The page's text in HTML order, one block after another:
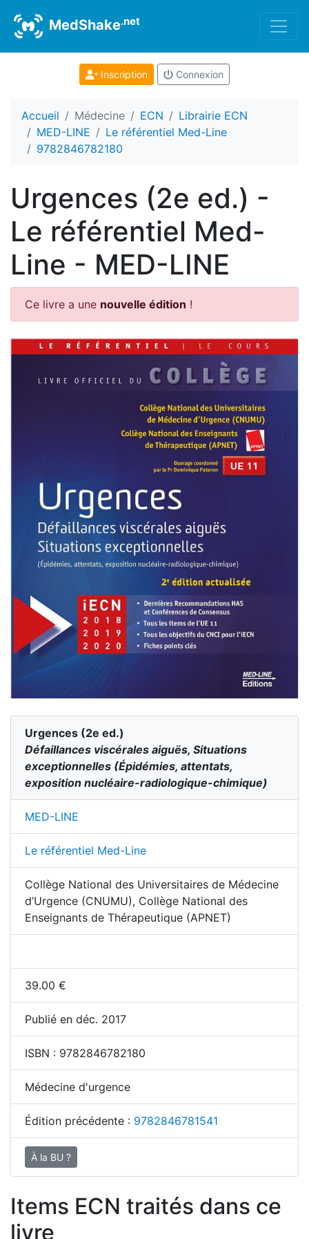
MedShake.net
Inscription Connexion
Accueil Médecine ECN
Librairie ECN
MED-LINE
Le référentiel Med-Line
9782846782180
Urgences (2e ed.) -
Le référentiel Med-
Line - MED-LINE
Ce livre a une nouvelle édition !
Urgences (2e ed.)
Défaillances viscérales aiguës, Situations
exceptionnelles (Épidémies, attentats,
exposition nucléaire-radiologique-chimique)
MED-LINE
Le référentiel Med-Line
Collège National des Universitaires de Médecine
d’Urgence (CNUMU), Collège National des
Enseignants de Thérapeutique (APNET)
39.00 €
Publié en déc. 2017
ISBN : 9782846782180
Médecine d'urgence
Édition précédente : 9782846781541
À la BU ?
Items ECN traités dans ce
livre